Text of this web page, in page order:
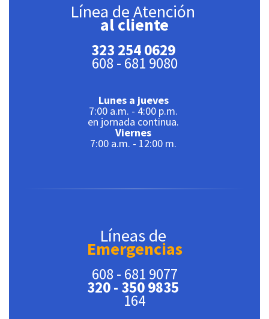
Línea de Atención
al cliente
323 254 0629
608 - 681 9080
Lunes a jueves
7:00 a.m. - 4:00 p.m.
en jornada continua.
Viernes
7:00 a.m. - 12:00 m.
Líneas de
Emergencias
608 - 681 9077
320 - 350 9835
164